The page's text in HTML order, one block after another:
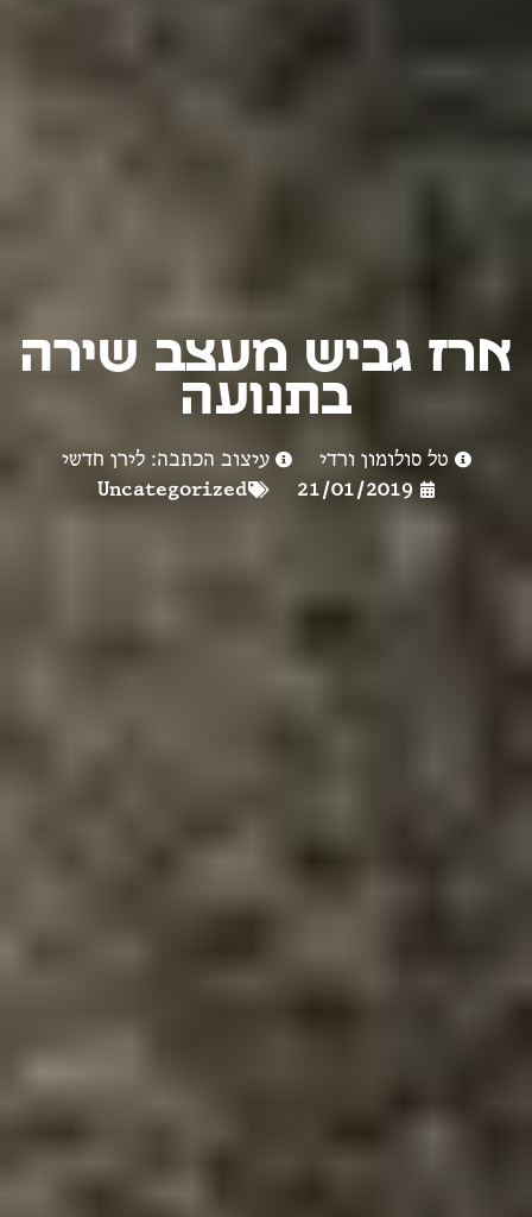
ארז גביש מעצב שירה
בתנועה
טל סולומון ורדי
עיצוב הכתבה: לירן חדשי
21/01/2019
Uncategorized